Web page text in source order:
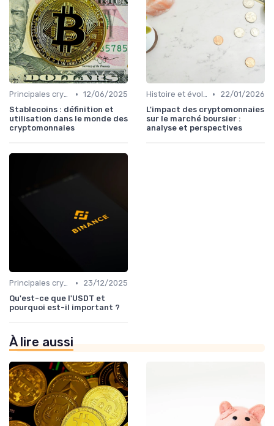
Principales cryptomonnaies pour l'investissement • 12/06/2025
Stablecoins : définition et
utilisation dans le monde des
cryptomonnaies
Histoire et évolution du marché des cryptos •
22/01/2026
L'impact des cryptomonnaies
sur le marché boursier :
analyse et perspectives
Principales cryptomonnaies pour l'investissement •
23/12/2025
Qu'est-ce que l'USDT et
pourquoi est-il important ?
À lire aussi